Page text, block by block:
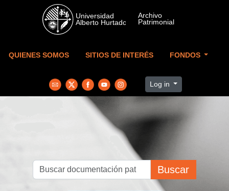
Skip to main content
QUIENES SOMOS SITIOS DE INTERÉS FONDOS
Log in
Buscar